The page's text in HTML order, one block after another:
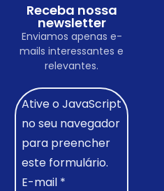
Receba nossa
newsletter
Enviamos apenas e-
mails interessantes e
relevantes.
Ative o JavaScript
no seu navegador
para preencher
este formulário.
E-mail *